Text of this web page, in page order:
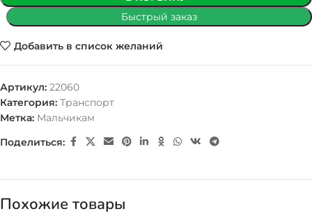
Быстрый заказ
Добавить в список желаний
Артикул: 22060
Категория: Транспорт
Метка: Мальчикам
Поделиться:
Похожие товары